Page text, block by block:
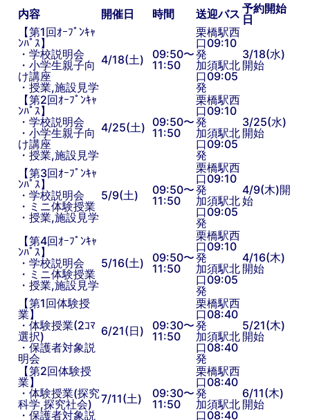
内容 開催日 時間 送迎バス 予約開始
日
【第1回ｵｰﾌﾟﾝｷｬ
ﾝﾊﾟｽ】
・学校説明会
・小学生親子向
け講座
・授業,施設見学
4/18(土)
09:50〜
11:50
栗橋駅西
口09:10
発
加須駅北
口09:05
発
3/18(水)
開始
【第2回ｵｰﾌﾟﾝｷｬ
ﾝﾊﾟｽ】
・学校説明会
・小学生親子向
け講座
・授業,施設見学
4/25(土) 09:50〜
11:50
栗橋駅西
口09:10
発
加須駅北
口09:05
発
3/25(水)
開始
【第3回ｵｰﾌﾟﾝｷｬ
ﾝﾊﾟｽ】
・学校説明会
・ミニ体験授業
・授業,施設見学
5/9(土)
09:50〜
11:50
栗橋駅西
口09:10
発
加須駅北
口09:05
発
4/9(木)開
始
【第4回ｵｰﾌﾟﾝｷｬ
ﾝﾊﾟｽ】
・学校説明会
・ミニ体験授業
・授業,施設見学
5/16(土)
09:50〜
11:50
栗橋駅西
口09:10
発
加須駅北
口09:05
発
4/16(木)
開始
【第1回体験授
業】
・体験授業(2ｺﾏ
選択)
・保護者対象説
明会
6/21(日)
09:30〜
11:50
栗橋駅西
口08:40
発
加須駅北
口08:40
発
5/21(木)
開始
【第2回体験授
業】
・体験授業(探究
科学,探究社会)
・保護者対象説
7/11(土)
09:30〜
11:50
栗橋駅西
口08:40
発
加須駅北
口08:40
6/11(木)
開始